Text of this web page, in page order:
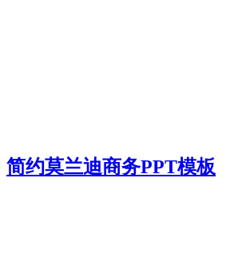
简约莫兰迪商务PPT模板